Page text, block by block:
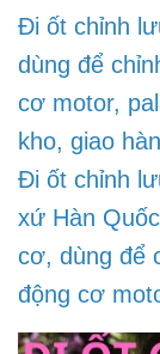
Đi ốt chỉnh
dùng để
cơ motor,
kho, giao
Đi ốt chỉnh
xứ Hàn
cơ, dùng để
động cơ